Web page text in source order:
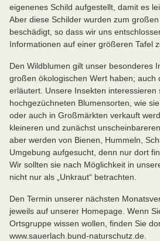
eigenenes Schild aufgestellt, damit es
Aber diese Schilder wurden zum
beschädigt, so dass wir uns
Informationen auf einer größeren Tafel
Den Wildblumen gilt unser besonderes
großen ökologischen Wert haben; auch
erläutert. Unsere Insekten interessieren
hochgezüchneten Blumensorten, wie
oder auch in Großmärkten verkauft
kleineren und zunächst
aber werden von Bienen, Hummeln,
Umgebung aufgesucht, denn nur dort
Wir sollten sie nach Möglichkeit in
nicht nur als „Unkraut“ betrachten.
Den Termin unserer nächsten
jeweils auf unserer Homepage. Wenn
Ortsgruppe wissen wollen, finden Sie
www.sauerlach.bund-naturschutz.de.